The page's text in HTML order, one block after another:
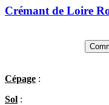
Crémant de Loire
Cépage :
Sol :